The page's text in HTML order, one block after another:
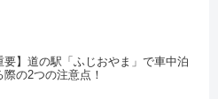
要】道の駅「ふじおやま」で車中泊
際の2つの注意点！